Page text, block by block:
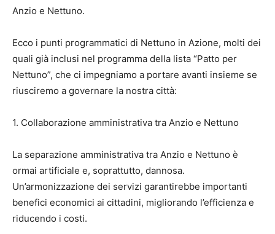
Anzio e Nettuno.
Ecco i punti programmatici di Nettuno in Azione, molti dei
quali già inclusi nel programma della lista “Patto per
Nettuno”, che ci impegniamo a portare avanti insieme se
riusciremo a governare la nostra città:
1. Collaborazione amministrativa tra Anzio e Nettuno
La separazione amministrativa tra Anzio e Nettuno è
ormai artificiale e, soprattutto, dannosa.
Un’armonizzazione dei servizi garantirebbe importanti
benefici economici ai cittadini, migliorando l’efficienza e
riducendo i costi.